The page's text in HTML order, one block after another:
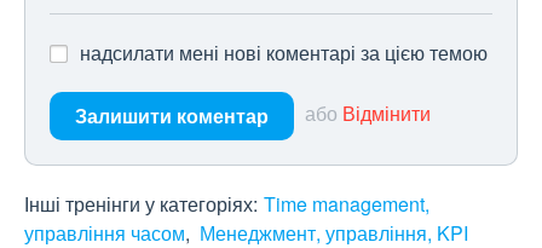
надсилати мені нові коментарі за цією темою
Залишити коментар або Відмінити
Інші тренінги у категоріях: Time management,
управління часом
Менеджмент, управління, KPI